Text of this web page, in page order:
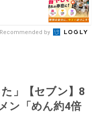
Recommended by
」【セブン】8
ン「めん約4倍